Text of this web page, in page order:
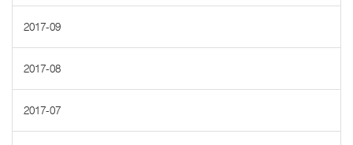
2017-09
2017-08
2017-07